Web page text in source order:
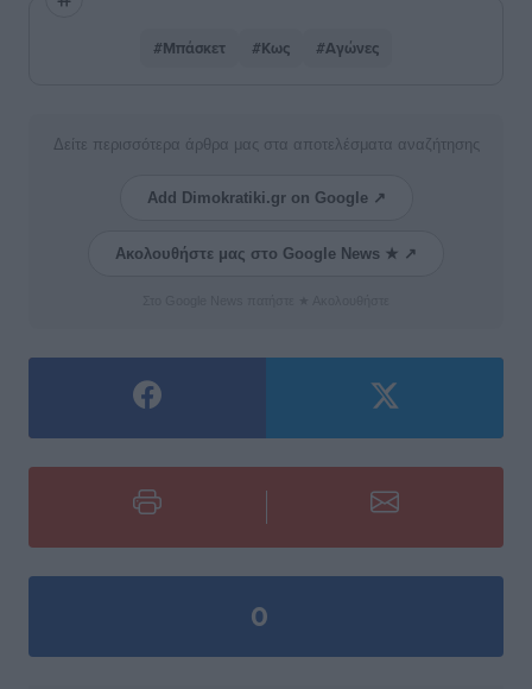
#Μπάσκετ #Κως #Αγώνες
Δείτε περισσότερα άρθρα μας στα αποτελέσματα αναζήτησης
Add Dimokratiki.gr on Google ↗
Ακολουθήστε μας στο Google News ★ ↗
0